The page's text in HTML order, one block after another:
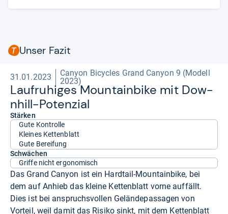
Unser Fazit
31.01.2023
Canyon Bicycles Grand Canyon 9 (Modell
2023)
Laufru­hi­ges Moun­tain­bike mit Dow­
n­hill-​Poten­zial
Stärken
Gute Kontrolle
Kleines Kettenblatt
Gute Bereifung
Schwächen
Griffe nicht ergonomisch
Das Grand Canyon ist ein Hardtail-Mountainbike, bei
dem auf Anhieb das kleine Kettenblatt vorne auffällt.
Dies ist bei anspruchsvollen Geländepassagen von
Vorteil, weil damit das Risiko sinkt, mit dem Kettenblatt